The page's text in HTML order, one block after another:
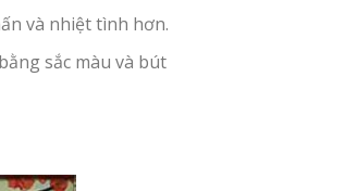
và nhiệt tình hơn.
sắc màu và bút